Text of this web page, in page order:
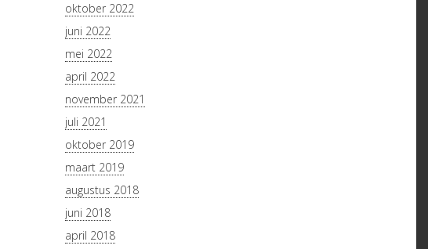
AANDACHT VOOR PARTICULIERE VERZAMELAARS VAN SPEELFILMS EN PROJECTOREN
oktober 2022
juni 2022
mei 2022
april 2022
november 2021
juli 2021
oktober 2019
maart 2019
augustus 2018
juni 2018
april 2018